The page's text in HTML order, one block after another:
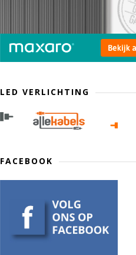
LED VERLICHTING
FACEBOOK